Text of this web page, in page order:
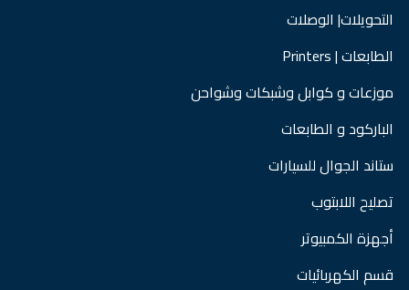
التحويلات| الوصلات
الطابعات | Printers
موزعات و كوابل وشبكات وشواحن
الباركود و الطابعات
ستاند الجوال للسيارات
تصليح اللابتوب
أجهزة الكمبيوتر
قسم الكهربائيات